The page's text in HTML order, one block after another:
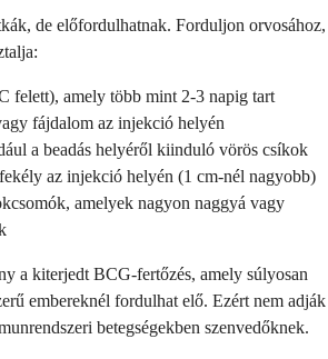
de előfordulhatnak. Forduljon orvosához,
felett), amely több mint 2-3 napig tart
fájdalom az injekció helyén
a beadás helyéről kiinduló vörös csíkok
az injekció helyén (1 cm-nél nagyobb)
amelyek nagyon naggyá vagy
a kiterjedt BCG-fertőzés, amely súlyosan
embereknél fordulhat elő. Ezért nem adják
betegségekben szenvedőknek.